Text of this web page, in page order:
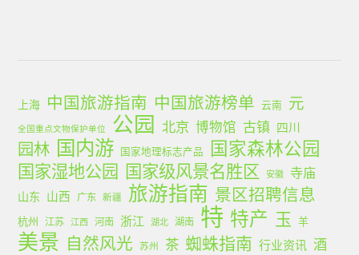
上海 中国旅游指南 中国旅游榜单 云南 元
全国重点文物保护单位 公园 北京 博物馆 古镇 四川
园林 国内游 国家地理标志产品 国家森林公园
国家湿地公园 国家级风景名胜区 安徽 寺庙
山东 山西 广东 新疆 旅游指南 景区招聘信息
杭州 江苏 江西 河南 浙江 湖北 湖南 特 特产 玉 羊
美景 自然风光 苏州 茶 蜘蛛指南 行业资讯 酒